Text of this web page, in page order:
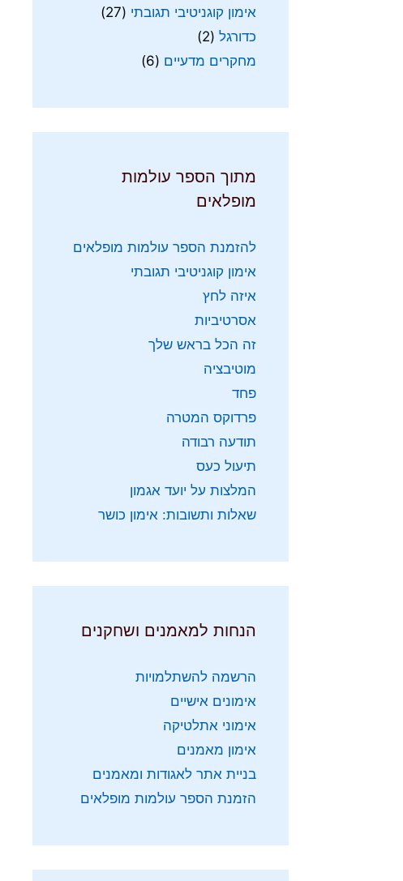
אימון קוגניטיבי תגובתי (27)
כדורגל (2)
מחקרים מדעיים (6)
מתוך הספר עולמות
מופלאים
להזמנת הספר עולמות מופלאים
אימון קוגניטיבי תגובתי
איזה לחץ
אסרטיביות
זה הכל בראש שלך
מוטיבציה
פחד
פרדוקס המטרה
תודעה רבודה
תיעול כעס
המלצות על יועד אגמון
שאלות ותשובות: אימון כושר
הנחות למאמנים ושחקנים
הרשמה להשתלמויות
אימונים אישיים
אימוני אתלטיקה
אימון מאמנים
בניית אתר לאגודות ומאמנים
הזמנת הספר עולמות מופלאים